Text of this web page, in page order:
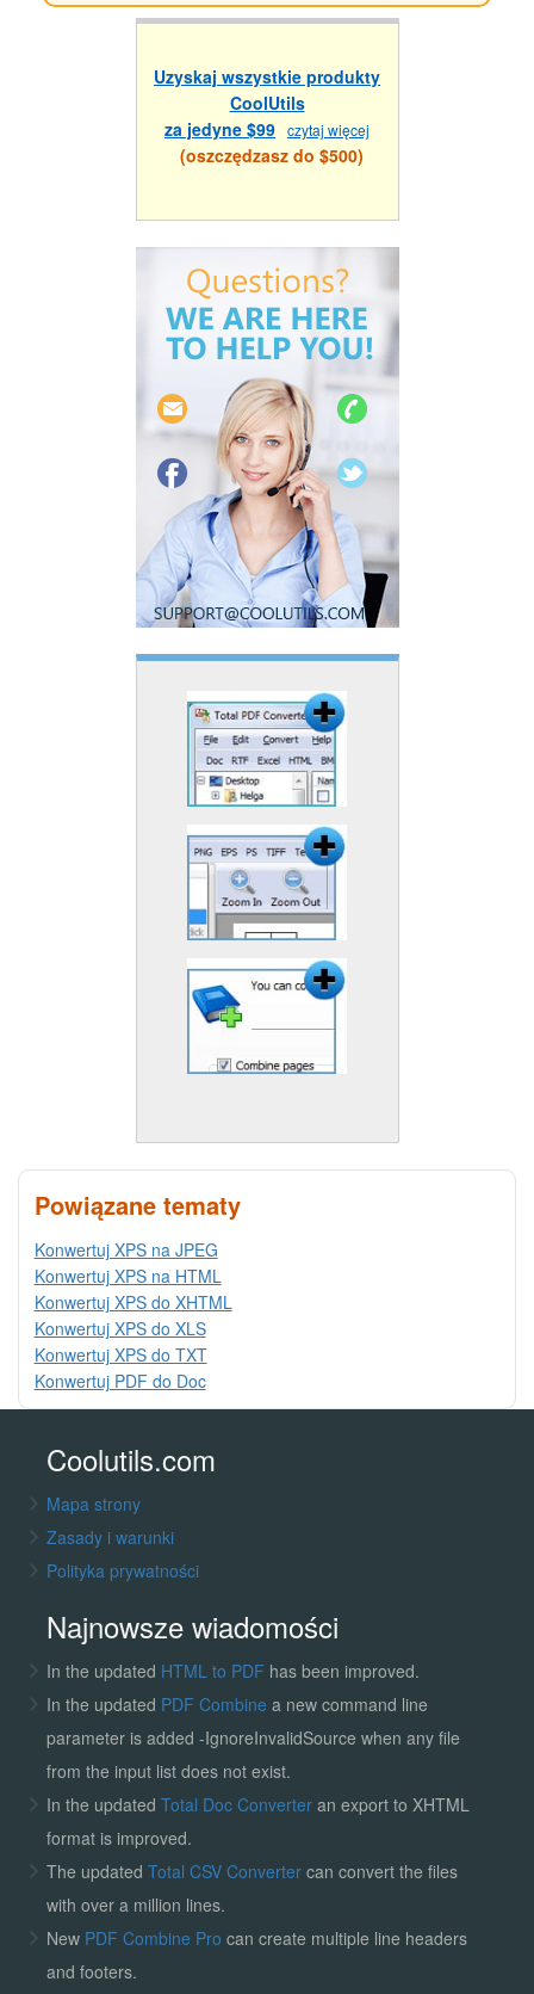
Uzyskaj wszystkie produkty
CoolUtils
za jedyne $99 czytaj więcej
(oszczędzasz do $500)
Powiązane tematy
Konwertuj XPS na JPEG
Konwertuj XPS na HTML
Konwertuj XPS do XHTML
Konwertuj XPS do XLS
Konwertuj XPS do TXT
Konwertuj PDF do Doc
Coolutils.com
Mapa strony
Zasady i warunki
Polityka prywatności
Najnowsze wiadomości
In the updated HTML to PDF has been improved.
In the updated PDF Combine a new command line
parameter is added -IgnoreInvalidSource when any file
from the input list does not exist.
In the updated Total Doc Converter an export to XHTML
format is improved.
The updated Total CSV Convertercan convert the files
with over a million lines.
New PDF Combine Pro can create multiple line headers
and footers.